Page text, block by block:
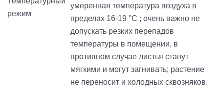
умеренная температура воздуха в
пределах 16-19 °C ; очень важно не
допускать резких перепадов
температуры в помещении, в
противном случае листья станут
мягкими и могут загнивать; растение
не переносит и холодных сквозняков.